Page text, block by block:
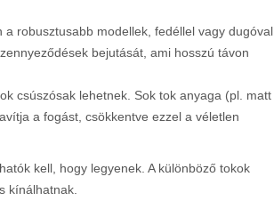
a robusztusabb modellek, fedéllel vagy dugóval
bejutását, ami hosszú távon
csúszósak lehetnek. Sok tok anyaga (pl. matt
a fogást, csökkentve ezzel a véletlen
kell, hogy legyenek. A különböző tokok
kínálhatnak.